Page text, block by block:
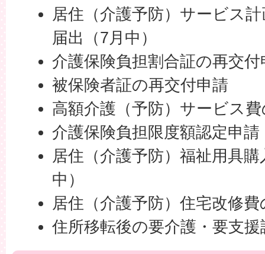
居住（介護予防）サービス
届出（7月中）
介護保険負担割合証の再交付
被保険者証の再交付申請
高額介護（予防）サービス
介護保険負担限度額認定申請
居住（介護予防）福祉用具
中）
居住（介護予防）住宅改修
住所移転後の要介護・要支